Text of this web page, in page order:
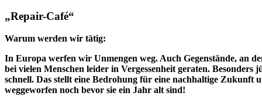
„Repair-Café“
Warum werden wir tätig:
In Europa werfen wir Unmengen weg. Auch Gegenstände, an
bei vielen Menschen leider in Vergessenheit geraten.
schnell. Das stellt eine Bedrohung für eine nachhaltige
weggeworfen noch bevor sie ein Jahr alt sind!